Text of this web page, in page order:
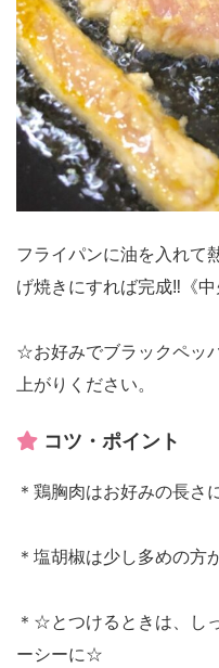
フライパンに油を入れて
げ焼きにすれば完成‼︎《中
☆お好みでブラックペッ
上がりください。
コツ・ポイント
＊鶏胸肉はお好みの長さ
＊塩胡椒は少し多めの方
＊☆とつけるときは、し
ーシーに☆